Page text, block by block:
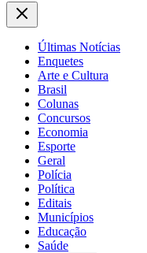
Últimas Notícias
Enquetes
Arte e Cultura
Brasil
Colunas
Concursos
Economia
Esporte
Geral
Polícia
Política
Editais
Municípios
Educação
Saúde